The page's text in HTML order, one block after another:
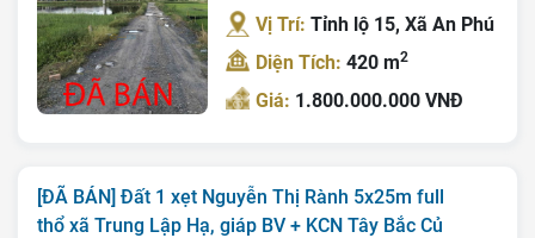
Vị Trí:Tỉnh lộ 15, Xã An Phú
Diện Tích:420 m2
Giá: 1.800.000.000 VNĐ
[ĐÃ BÁN] Đất 1 xẹt Nguyễn Thị Rành 5x25m full
thổ xã Trung Lập Hạ, giáp BV + KCN Tây Bắc Củ